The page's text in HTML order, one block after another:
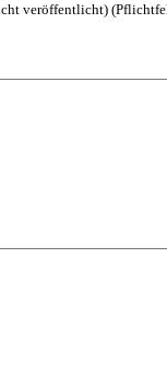
veröffentlicht)